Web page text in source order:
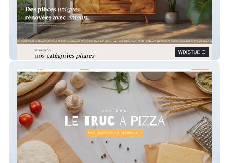
Mon joli meuble